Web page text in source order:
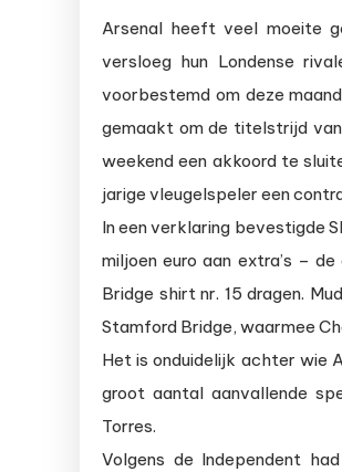
Arsenal heeft veel moeite
versloeg hun Londense
voorbestemd om deze
gemaakt om de titelstrijd
weekend een akkoord te
jarige vleugelspeler een
In een verklaring bevestigde
miljoen euro aan extra’s –
Bridge shirt nr. 15 dragen.
Stamford Bridge, waarmee
Het is onduidelijk achter wie
groot aantal aanvallende
Torres.
Volgens de Independent